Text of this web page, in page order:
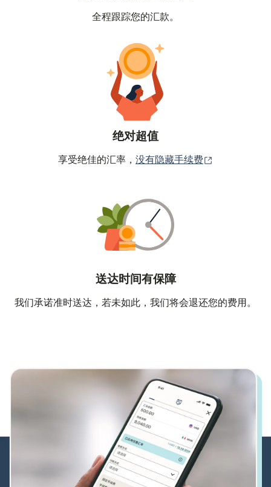
全程跟踪您的汇款。
绝对超值
享受绝佳的汇率， 没有隐藏手续费
送达时间有保障
我们承诺准时送达，若未如此，我们将会退还您的费用。